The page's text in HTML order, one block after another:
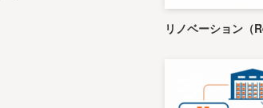
リノベーション（